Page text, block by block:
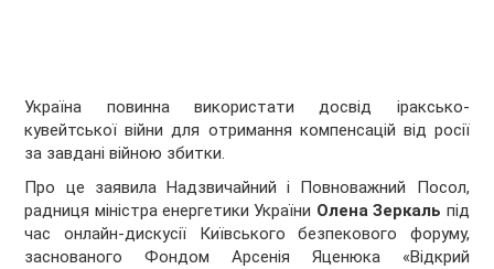
Україна повинна використати досвід іраксько-
кувейтської війни для отримання компенсацій від росії
за завдані війною збитки.
Про це заявила Надзвичайний і Повноважний Посол,
радниця міністра енергетики України Олена Зеркаль під
час онлайн-дискусії Київського безпекового форуму,
заснованого Фондом Арсенія Яценюка «Відкрий